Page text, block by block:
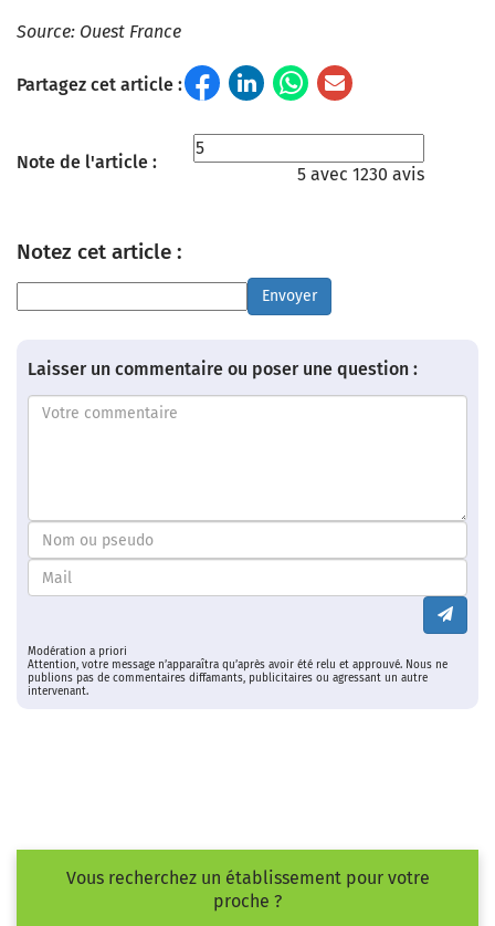
Source: Ouest France
Partagez cet article :
Note de l'article :
5 avec 1230 avis
Notez cet article :
Envoyer
Laisser un commentaire ou poser une question :
Modération a priori
Attention, votre message n’apparaîtra qu’après avoir été relu et approuvé. Nous ne
publions pas de commentaires diffamants, publicitaires ou agressant un autre
intervenant.
Vous recherchez un établissement pour votre
proche ?